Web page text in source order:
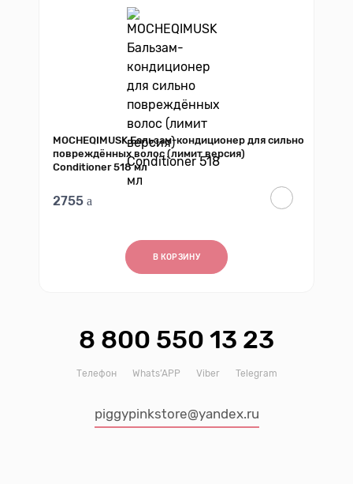
MOCHEQIMUSK Бальзам-кондиционер для сильно
повреждённых волос (лимит версия)
Conditioner 518 мл
2755
В КОРЗИНУ
8 800 550 13 23
Телефон Whats’APP Viber Telegram
piggypinkstore@yandex.ru